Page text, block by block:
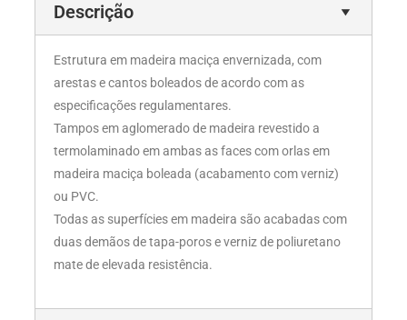
Descrição
Estrutura em madeira maciça envernizada, com
arestas e cantos boleados de acordo com as
especificações regulamentares.
Tampos em aglomerado de madeira revestido a
termolaminado em ambas as faces com orlas em
madeira maciça boleada (acabamento com verniz)
ou PVC.
Todas as superfícies em madeira são acabadas com
duas demãos de tapa-poros e verniz de poliuretano
mate de elevada resistência.